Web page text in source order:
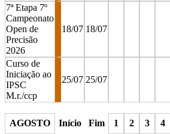
7ª Etapa 7º
Campeonato
Open de
Precisão
2026
18/07 18/07
Curso de
Iniciação ao
IPSC
M.r./ccp
25/07 25/07
AGOSTO
Início Fim 1 2 3 4